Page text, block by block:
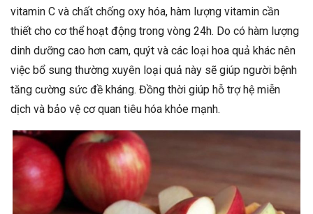
vitamin C và chất chống oxy hóa, hàm lượng vitamin cần
thiết cho cơ thể hoạt động trong vòng 24h. Do có hàm lượng
dinh dưỡng cao hơn cam, quýt và các loại hoa quả khác nên
việc bổ sung thường xuyên loại quả này sẽ giúp người bệnh
tăng cường sức đề kháng. Đồng thời giúp hỗ trợ hệ miễn
dịch và bảo vệ cơ quan tiêu hóa khỏe mạnh.